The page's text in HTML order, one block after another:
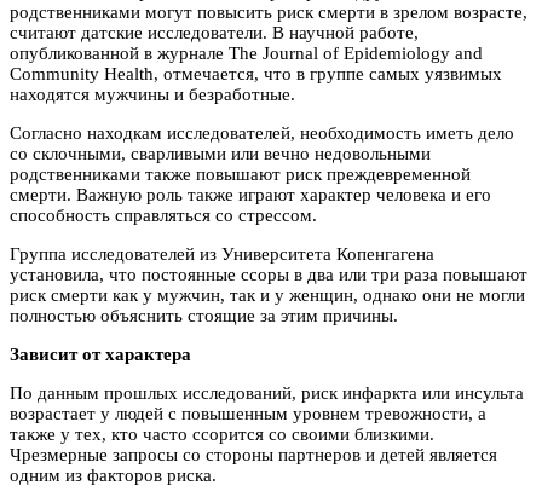
родственниками могут повысить риск смерти в зрелом возрасте,
считают датские исследователи. В научной работе,
опубликованной в журнале The Journal of Epidemiology and
Community Health, отмечается, что в группе самых уязвимых
находятся мужчины и безработные.
Согласно находкам исследователей, необходимость иметь дело
со склочными, сварливыми или вечно недовольными
родственниками также повышают риск преждевременной
смерти. Важную роль также играют характер человека и его
способность справляться со стрессом.
Группа исследователей из Университета Копенгагена
установила, что постоянные ссоры в два или три раза повышают
риск смерти как у мужчин, так и у женщин, однако они не могли
полностью объяснить стоящие за этим причины.
Зависит от характера
По данным прошлых исследований, риск инфаркта или инсульта
возрастает у людей с повышенным уровнем тревожности, а
также у тех, кто часто ссорится со своими близкими.
Чрезмерные запросы со стороны партнеров и детей является
одним из факторов риска.